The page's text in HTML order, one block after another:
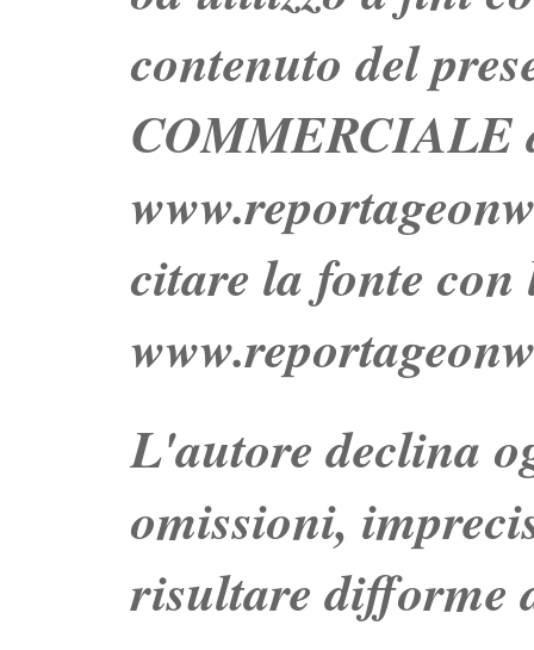
contenuto del
COMMERCIALE
citare la fonte
L'autore declina
omissioni,
risultare difforme